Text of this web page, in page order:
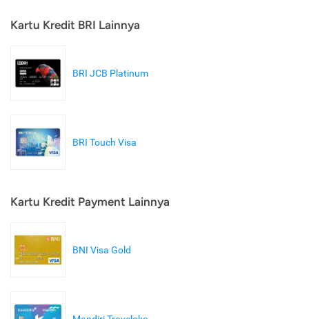
Kartu Kredit BRI Lainnya
BRI JCB Platinum
BRI Touch Visa
Kartu Kredit Payment Lainnya
BNI Visa Gold